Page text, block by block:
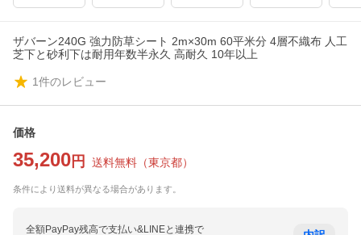
ザバーン240G 強力防草シート 2m×30m 60平米分 4層不織布 人工
芝下と砂利下は耐用年数半永久 高耐久 10年以上
1件のレビュー
価格
35,200 円 送料無料 （東京都）
条件により送料が異なる場合があります。
全額PayPay残高で支払い&LINEと連携で